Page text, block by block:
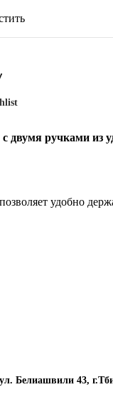
двумя ручками из
удобно
Белиашвили 43,